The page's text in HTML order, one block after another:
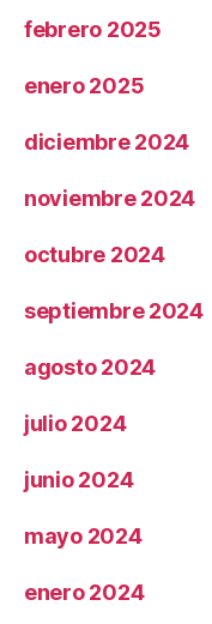
febrero 2025
enero 2025
diciembre 2024
noviembre 2024
octubre 2024
septiembre 2024
agosto 2024
julio 2024
junio 2024
mayo 2024
enero 2024